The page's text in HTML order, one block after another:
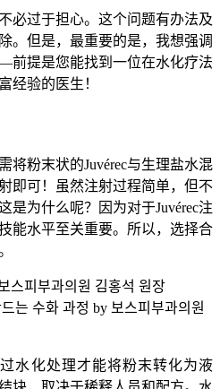
必过于担心。这个问题有办法及
。但是，最重要的是，我想强调
提是您能找到一位在水化疗法
经验的医生！
将粉末状的Juvérec与生理盐水混
即可！虽然注射过程简单，但不
是为什么呢？因为对于Juvérec注
能水平至关重要。所以，选择合
는 수화 과정 by 보스피부과의원
水化处理才能将粉末转化为液